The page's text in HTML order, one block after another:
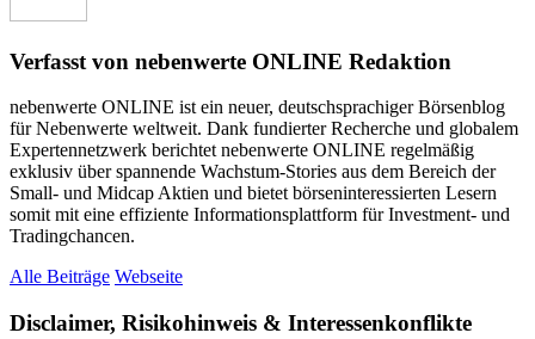
Verfasst von nebenwerte ONLINE Redaktion
nebenwerte ONLINE ist ein neuer, deutschsprachiger Börsenblog
für Nebenwerte weltweit. Dank fundierter Recherche und globalem
Expertennetzwerk berichtet nebenwerte ONLINE regelmäßig
exklusiv über spannende Wachstum-Stories aus dem Bereich der
Small- und Midcap Aktien und bietet börseninteressierten Lesern
somit mit eine effiziente Informationsplattform für Investment- und
Tradingchancen.
Alle Beiträge Webseite
Disclaimer, Risikohinweis & Interessenkonflikte